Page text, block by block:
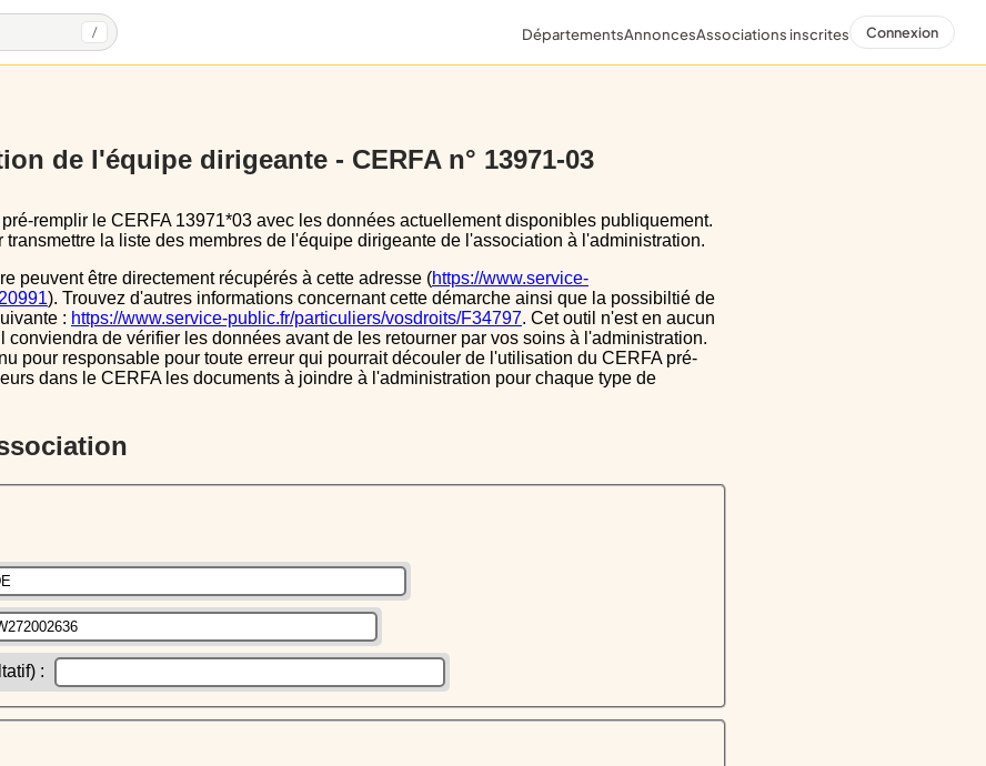
/ DépartementsAnnoncesAssociations inscrites Connexion
de l'équipe dirigeante - CERFA n° 13971-03
la liste des membres de l'équipe dirigeante de l'association à l'administration.
peuvent être directement récupérés à cette adresse (https://www.service-
). Trouvez d'autres informations concernant cette démarche ainsi que la possibiltié de
: https://www.service-public.fr/particuliers/vosdroits/F34797. Cet outil n'est en aucun
conviendra de vérifier les données avant de les retourner par vos soins à l'administration.
pour responsable pour toute erreur qui pourrait découler de l'utilisation du CERFA pré-
dans le CERFA les documents à joindre à l'administration pour chaque type de
: